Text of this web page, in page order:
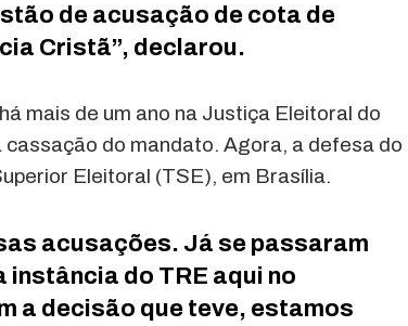
de acusação de cota de
Cristã”, declarou.
mais de um ano na Justiça Eleitoral do
do mandato. Agora, a defesa do
Eleitoral (TSE), em Brasília.
acusações. Já se passaram
instância do TRE aqui no
a decisão que teve, estamos